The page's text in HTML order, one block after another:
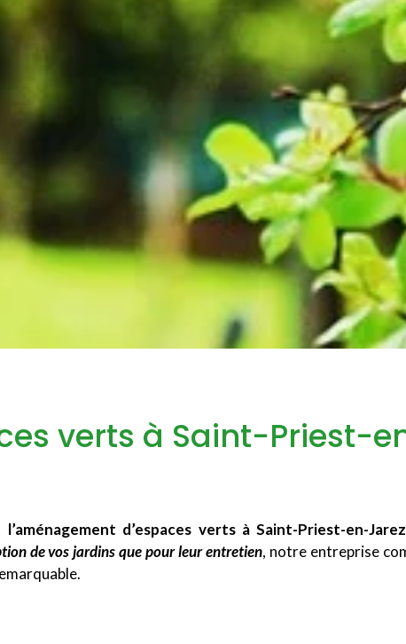
verts à Saint-Priest-
d’espaces verts à Saint-Priest-en-Jarez
de vos jardins que pour leur entretien, notre entreprise